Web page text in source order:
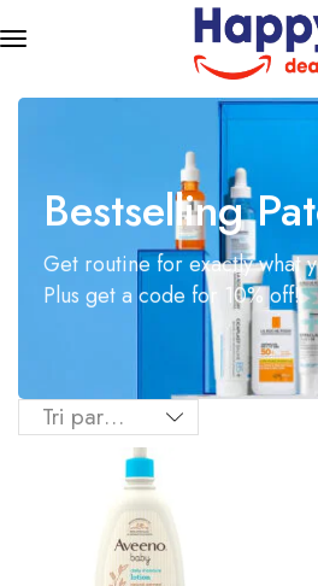
Bestselling
Get routine for exactly what
Plus get a code for 10% off!